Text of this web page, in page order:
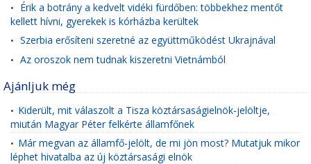
• Érik a botrány a kedvelt vidéki fürdőben: többekhez mentőt
kellett hívni, gyerekek is kórházba kerültek
• Szerbia erősíteni szeretné az együttműködést Ukrajnával
• Az oroszok nem tudnak kiszeretni Vietnámból
Ajánljuk még
• Kiderült, mit válaszolt a Tisza köztársaságielnök-jelöltje,
miután Magyar Péter felkérte államfőnek
• Már megvan az államfő-jelölt, de mi jön most? Mutatjuk mikor
léphet hivatalba az új köztársasági elnök